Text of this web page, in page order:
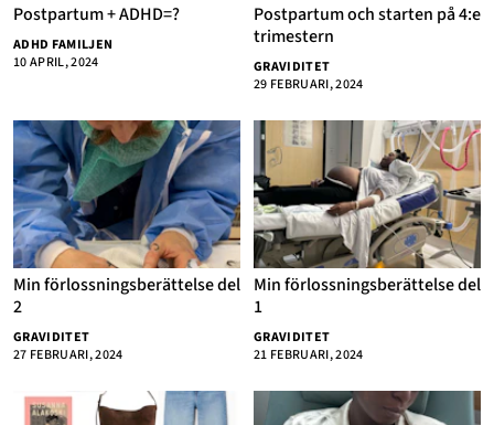
Postpartum + ADHD=?
ADHD FAMILJEN
10 APRIL, 2024
Postpartum och starten på 4:e
trimestern
GRAVIDITET
29 FEBRUARI, 2024
Min förlossningsberättelse del
2
GRAVIDITET
27 FEBRUARI, 2024
Min förlossningsberättelse del
1
GRAVIDITET
21 FEBRUARI, 2024